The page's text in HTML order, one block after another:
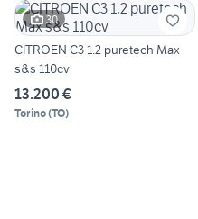
30
CITROEN C3 1.2 puretech Max
s&s 110cv
13.200 €
Torino(TO)